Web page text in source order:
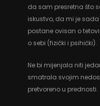
da sam presretna što
iskustvo, da mi je
postane ovisan o
o sebi (fizički i psihički).
Ne bi mijenjala niti
smatrala svojim
pretvoreno u prednosti.